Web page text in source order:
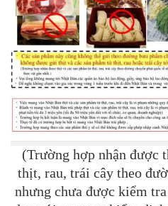
(Trường hợp nhận được
thịt, rau, trái cây theo
nhưng chưa được kiểm